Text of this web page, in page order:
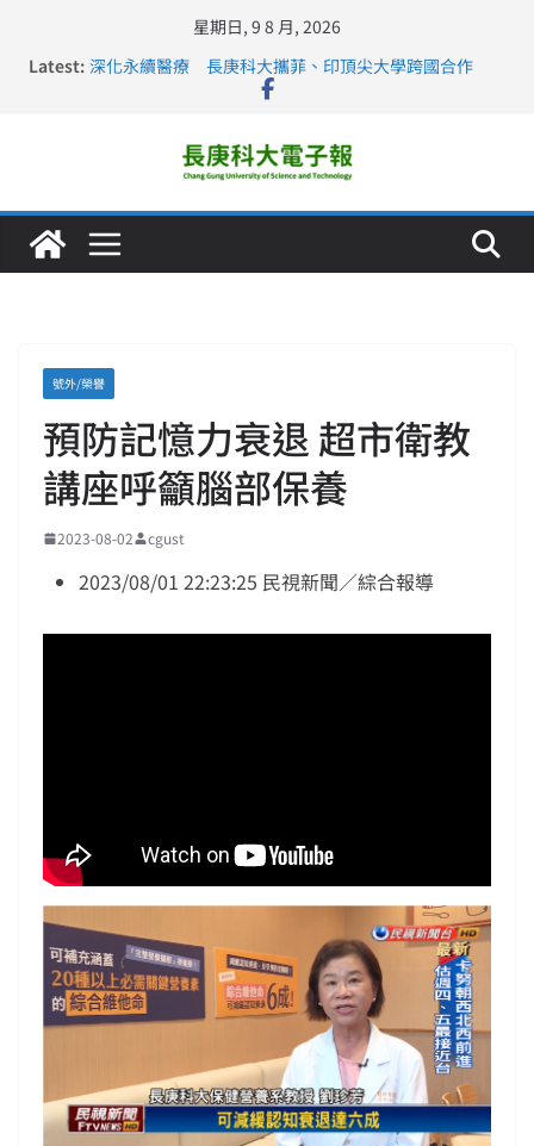
星期日, 9 8 月, 2026
Latest: 深化永續醫療 長庚科大攜菲、印頂尖大學跨國合作
長庚科大訪凱瑟醫療集團、美容學校收穫豐
仁德醫專與長庚科大締結策略聯盟 培育護理尖兵
長庚科大連四年穩居《遠見》醫學大學第5名 辦學實力再
號外/榮譽
預防記憶力衰退 超市衛教
講座呼籲腦部保養
2023-08-02 cgust
2023/08/01 22:23:25 民視新聞／綜合報導